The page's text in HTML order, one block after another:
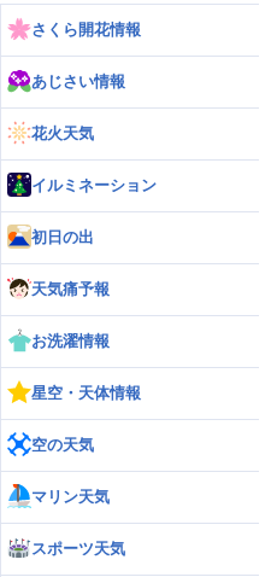
さくら開花情報
あじさい情報
花火天気
イルミネーション
初日の出
天気痛予報
お洗濯情報
星空・天体情報
空の天気
マリン天気
スポーツ天気